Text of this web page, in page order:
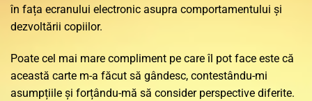
în fața ecranului electronic asupra comportamentului și
dezvoltării copiilor.
Poate cel mai mare compliment pe care îl pot face este că
această carte m-a făcut să gândesc, contestându-mi
asumpțiile și forțându-mă să consider perspective diferite.